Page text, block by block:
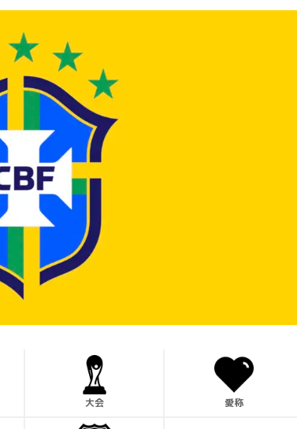
大会 愛称